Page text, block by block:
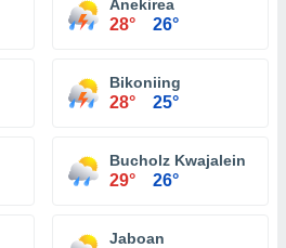
Anekirea
28° 26°
Bikoniing
28° 25°
Bucholz Kwajalein
29° 26°
Jaboan